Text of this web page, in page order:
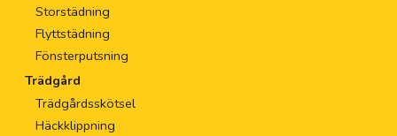
Storstädning
Flyttstädning
Fönsterputsning
Trädgård
Trädgårdsskötsel
Häckklippning